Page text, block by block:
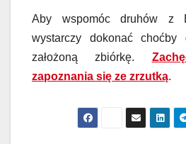
Aby wspomóc druhów z
wystarczy dokonać choćby
założoną zbiórkę.
zapoznania się ze zrzutką.